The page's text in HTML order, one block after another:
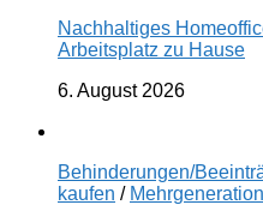
Nachhaltiges
Arbeitsplatz zu Hause
6. August 2026
Behinderungen/
kaufen /